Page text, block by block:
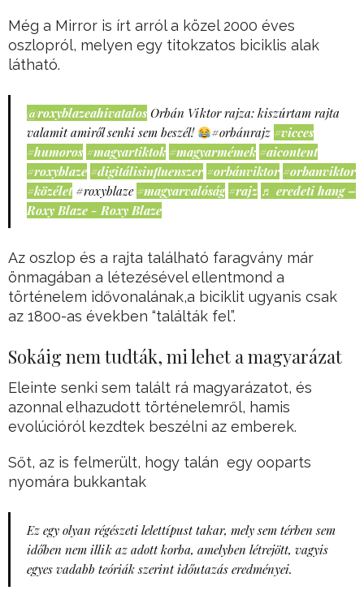
Még a Mirror is írt arról a közel 2000 éves
oszlopról, melyen egy titokzatos biciklis alak
látható.
@roxyblazeahivatalos Orbán Viktor rajza: kiszúrtam rajta
valamit amiről senki sem beszél!
#orbánrajz #vicces
#humoros #magyartiktok #magyarmémek #aicontent
#roxyblaze #digitálisinfluenszer #orbánviktor #orbanviktor
#közélet #roxyblaze #magyarvalóság #rajz ♬ eredeti hang –
Roxy Blaze - Roxy Blaze
Az oszlop és a rajta található faragvány már
önmagában a létezésével ellentmond a
történelem idővonalának,a biciklit ugyanis csak
az 1800-as években “találták fel”.
Sokáig nem tudták, mi lehet a magyarázat
Eleinte senki sem talált rá magyarázatot, és
azonnal elhazudott történelemről, hamis
evolúcióról kezdtek beszélni az emberek.
Sőt, az is felmerült, hogy talán egy ooparts
nyomára bukkantak
Ez egy olyan régészeti lelettípust takar, mely sem térben sem
időben nem illik az adott korba, amelyben létrejött, vagyis
egyes vadabb teóriák szerint időutazás eredményei.